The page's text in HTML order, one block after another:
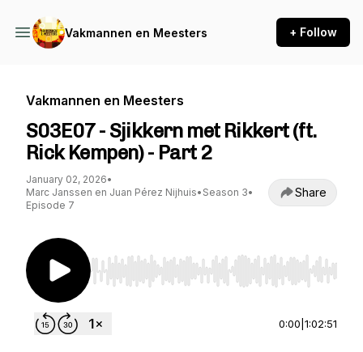
Vakmannen en Meesters + Follow
Vakmannen en Meesters
S03E07 - Sjikkern met Rikkert (ft.
Rick Kempen) - Part 2
January 02, 2026•
Marc Janssen en Juan Pérez Nijhuis• Season 3•
Episode 7
Share
Use Left/Right to seek, Home/End to jump to
0:00 1:02:51